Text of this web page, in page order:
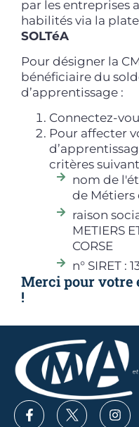
par les entreprises
habilités via la
SOLTéA
Pour désigner la
bénéficiaire du
d’apprentissage :
Connectez-
Pour affecter
critères
nom de
de Métiers
raison
METIERS
CORSE
n° SIRET :
Merci pour votre
!